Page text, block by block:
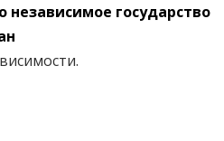
независимое государство